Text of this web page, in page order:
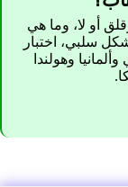
أو لا، وما هي
سلبي، اختبار
وهولندا